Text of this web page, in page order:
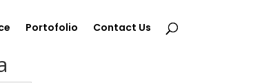
Portofolio Contact Us